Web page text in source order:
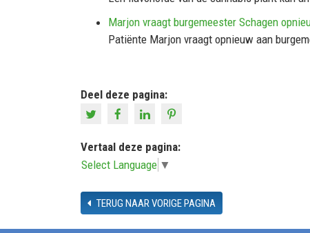
Marjon vraagt burgemeester Schagen
Patiënte Marjon vraagt opnieuw aan
Deel deze pagina:
Vertaal deze pagina:
Select Language ▼
TERUG NAAR VORIGE PAGINA